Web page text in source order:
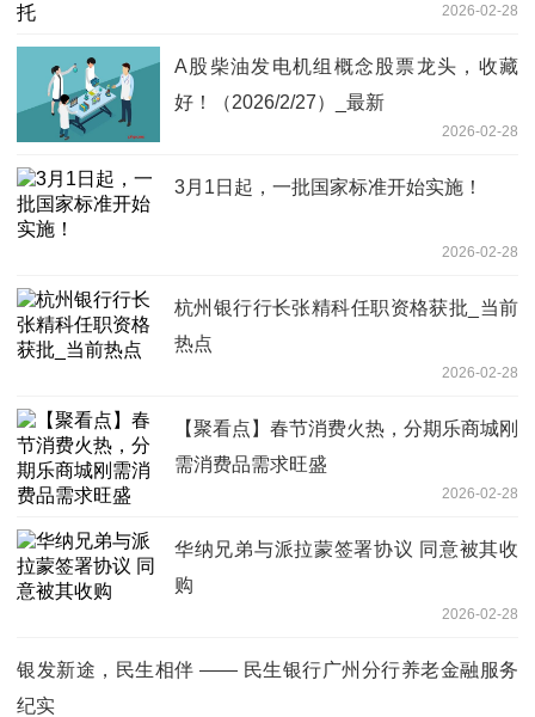
2026-02-28
A股柴油发电机组概念股票龙头，收藏
好！（2026/2/27）_最新
2026-02-28
3月1日起，一批国家标准开始实施！
2026-02-28
杭州银行行长张精科任职资格获批_当前
热点
2026-02-28
【聚看点】春节消费火热，分期乐商城刚
需消费品需求旺盛
2026-02-28
华纳兄弟与派拉蒙签署协议 同意被其收
购
2026-02-28
银发新途，民生相伴 —— 民生银行广州分行养老金融服务
纪实